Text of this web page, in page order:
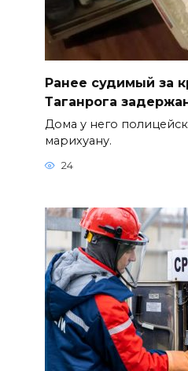
Ранее судимый за
Таганрога
Дома у него
марихуану.
24